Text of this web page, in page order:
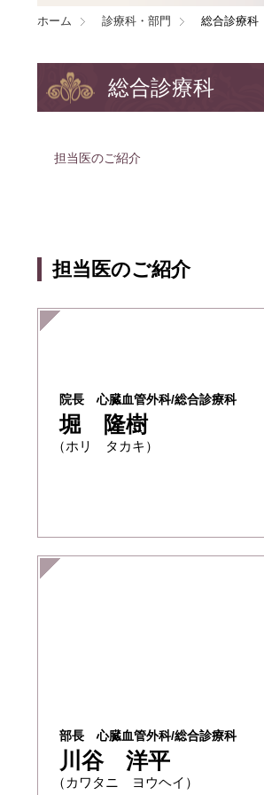
ホーム 診療科・部門 総合診療科
総合診療科
担当医のご紹介
担当医のご紹介
院長 心臓血管外科/総合診療科
堀 隆樹
（ホリ タカキ）
部長 心臓血管外科/総合診療科
川谷 洋平
（カワタニ ヨウヘイ）